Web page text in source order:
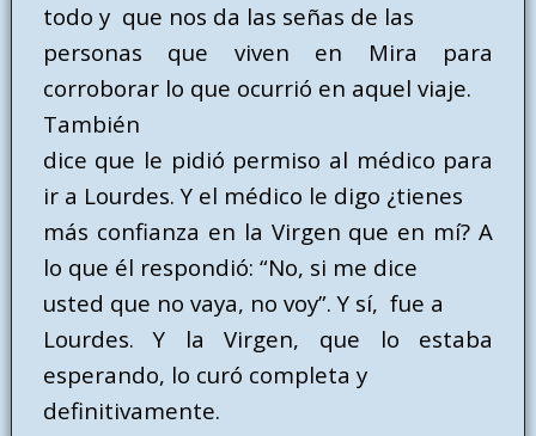
todo y que nos da las señas de las
personas que viven en Mira para
corroborar lo que ocurrió en aquel viaje.
También
dice que le pidió permiso al médico para
ir a Lourdes. Y el médico le digo ¿tienes
más confianza en la Virgen que en mí? A
lo que él respondió: “No, si me dice
usted que no vaya, no voy”. Y sí, fue a
Lourdes. Y la Virgen, que lo estaba
esperando, lo curó completa y
definitivamente.